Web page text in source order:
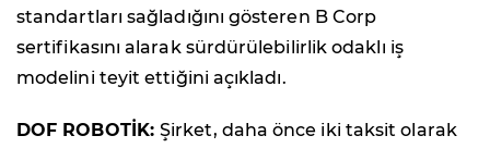
standartları sağladığını gösteren B Corp
sertifikasını alarak sürdürülebilirlik odaklı iş
modelini teyit ettiğini açıkladı.
DOF ROBOTİK:Şirket, daha önce iki taksit olarak